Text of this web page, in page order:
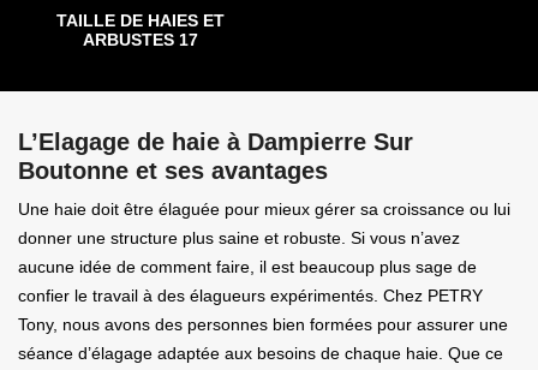
TAILLE DE HAIES ET
ARBUSTES 17
L’Elagage de haie à Dampierre Sur
Boutonne et ses avantages
Une haie doit être élaguée pour mieux gérer sa croissance ou lui
donner une structure plus saine et robuste. Si vous n’avez
aucune idée de comment faire, il est beaucoup plus sage de
confier le travail à des élagueurs expérimentés. Chez PETRY
Tony, nous avons des personnes bien formées pour assurer une
séance d’élagage adaptée aux besoins de chaque haie. Que ce